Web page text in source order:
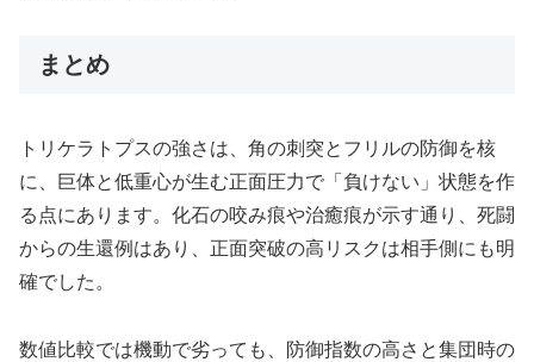
まとめ
トリケラトプスの強さは、角の刺突とフリルの防御を核
に、巨体と低重心が生む正面圧力で「負けない」状態を作
る点にあります。化石の咬み痕や治癒痕が示す通り、死闘
からの生還例はあり、正面突破の高リスクは相手側にも明
確でした。
数値比較では機動で劣っても、防御指数の高さと集団時の